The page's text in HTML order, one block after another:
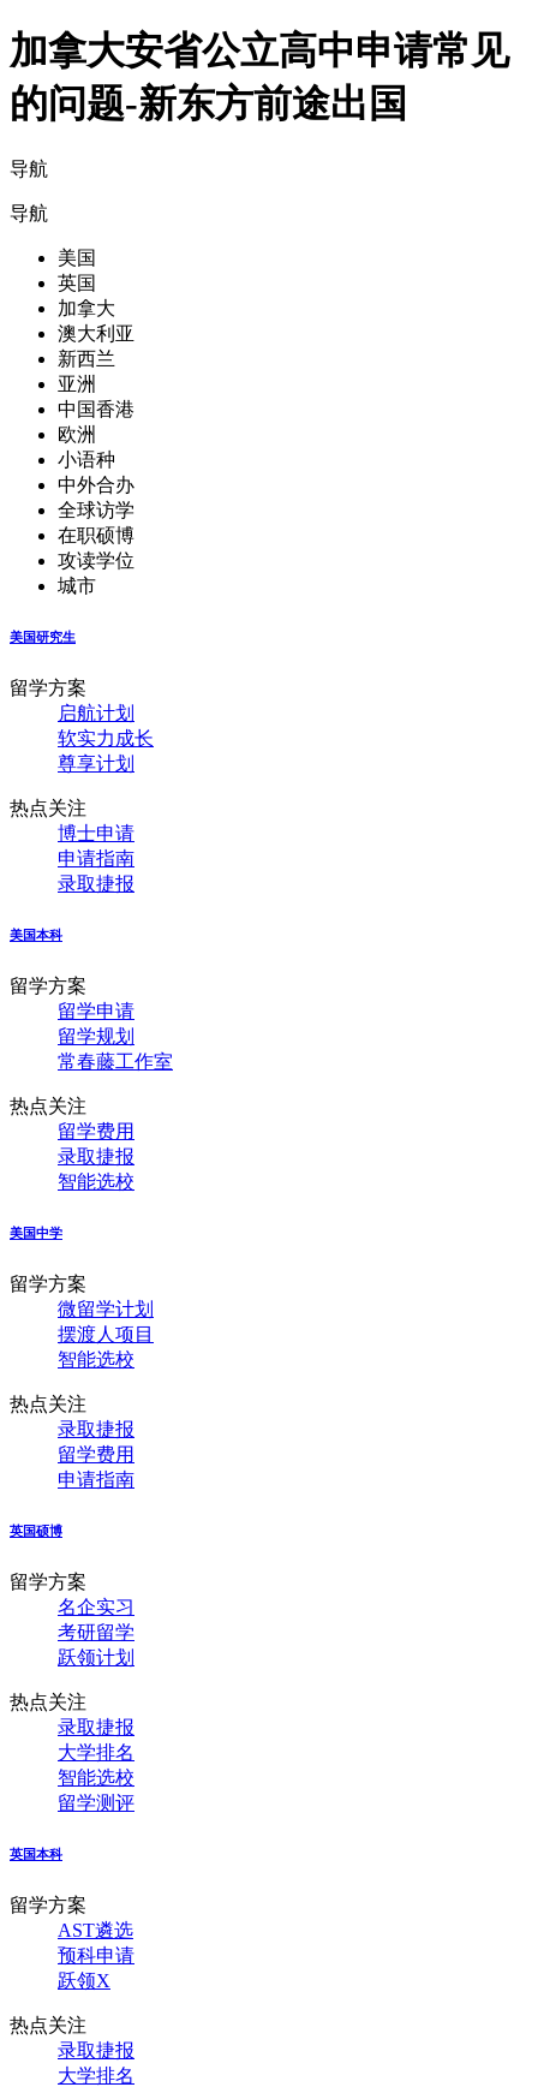
加拿大安省公立高中申请常见
的问题-新东方前途出国
导航
导航
美国
英国
加拿大
澳大利亚
新西兰
亚洲
中国香港
欧洲
小语种
中外合办
全球访学
在职硕博
攻读学位
城市
美国研究生
留学方案
启航计划
软实力成长
尊享计划
热点关注
博士申请
申请指南
录取捷报
美国本科
留学方案
留学申请
留学规划
常春藤工作室
热点关注
留学费用
录取捷报
智能选校
美国中学
留学方案
微留学计划
摆渡人项目
智能选校
热点关注
录取捷报
留学费用
申请指南
英国硕博
留学方案
名企实习
考研留学
跃领计划
热点关注
录取捷报
大学排名
智能选校
留学测评
英国本科
留学方案
AST遴选
预科申请
跃领X
热点关注
录取捷报
大学排名